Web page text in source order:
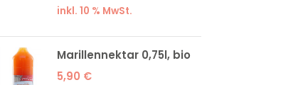
inkl. 10 % MwSt.
Marillennektar 0,75l, bio
5,90 €